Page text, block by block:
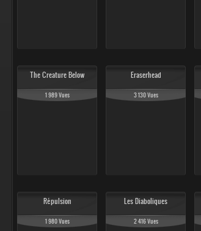
The Creature Below
1 989 Vues
Eraserhead
3 130 Vues
Répulsion
1 980 Vues
Les Diaboliques
2 416 Vues